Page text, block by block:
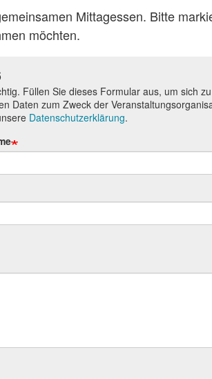
Mittagessen. Bitte
möchten.
Füllen Sie dieses Formular aus, um sich zu
Daten zum Zweck der
Datenschutzerklärung.